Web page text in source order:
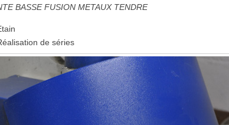
BASSE FUSION METAUX TENDRE
de séries